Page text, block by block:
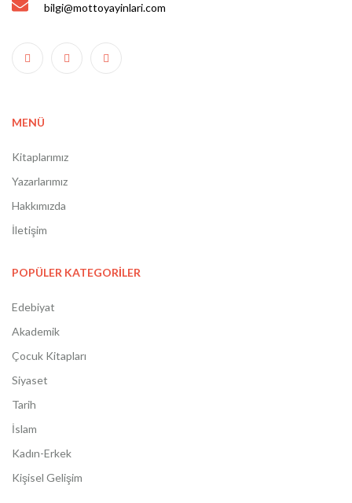
bilgi@mottoyayinlari.com
MENÜ
Kitaplarımız
Yazarlarımız
Hakkımızda
İletişim
POPÜLER KATEGORİLER
Edebiyat
Akademik
Çocuk Kitapları
Siyaset
Tarih
İslam
Kadın-Erkek
Kişisel Gelişim